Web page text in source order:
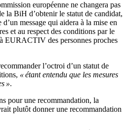
européenne ne changera pas
la BiH d’obtenir le statut de candidat,
message qui aidera à la mise en
et au respect des conditions par le
EURACTIV des personnes proches
l’octroi d’un statut de
« étant entendu que les mesures
».
pour une recommandation, la
plutôt donner une recommandation